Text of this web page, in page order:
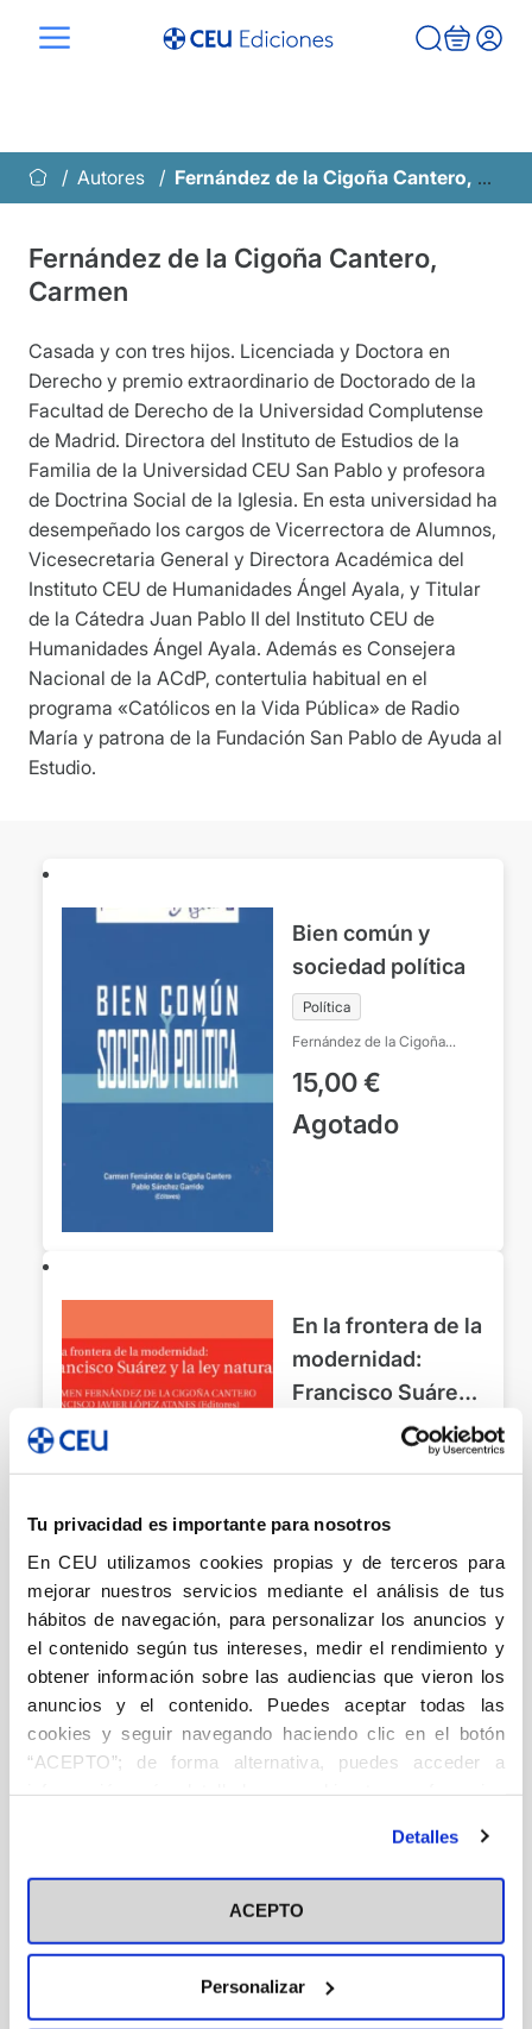
Tu privacidad es importante para nosotros
En CEU utilizamos cookies propias y de terceros para
mejorar nuestros servicios mediante el análisis de tus
hábitos de navegación, para personalizar los anuncios y
el contenido según tus intereses, medir el rendimiento y
obtener información sobre las audiencias que vieron los
anuncios y el contenido. Puedes aceptar todas las
cookies y seguir navegando haciendo clic en el botón
“ACEPTO”; de forma alternativa, puedes acceder a
en el botón "Personalizar". Para más información puedes
visitar nuestra Política de Cookies
Detalles
ACEPTO
Personalizar
Autores Fernández de la Cigoña Cantero, Carmen
Fernández de la Cigoña Cantero,
Carmen
Casada y con tres hijos. Licenciada y Doctora en
Derecho y premio extraordinario de Doctorado de la
Facultad de Derecho de la Universidad Complutense
de Madrid. Directora del Instituto de Estudios de la
Familia de la Universidad CEU San Pablo y profesora
de Doctrina Social de la Iglesia. En esta universidad ha
desempeñado los cargos de Vicerrectora de Alumnos,
Vicesecretaria General y Directora Académica del
Instituto CEU de Humanidades Ángel Ayala, y Titular
de la Cátedra Juan Pablo II del Instituto CEU de
Humanidades Ángel Ayala. Además es Consejera
Nacional de la ACdP, contertulia habitual en el
programa «Católicos en la Vida Pública» de Radio
María y patrona de la Fundación San Pablo de Ayuda al
Estudio.
Bien común y
sociedad política
Política
Fernández de la Cigoña
Garrido, Pablo
15,00€
Agotado
En la frontera de la
modernidad:
Francisco Suárez
y la ley natural
Añadir
Familia y vida a
debate. Artículos
publicados en El
(2017-2021) y El
Debate (2021-
2023)
Cantero, Carmen Sánchez